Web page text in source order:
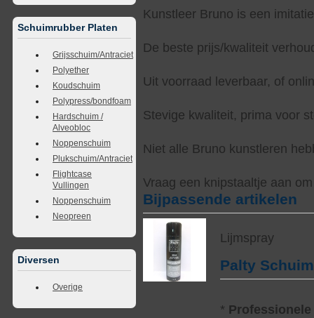
Schuimrubber Platen
Grijsschuim/Antraciet
Polyether
Koudschuim
Polypress/bondfoam
Hardschuim /
Alveobloc
Noppenschuim
Plukschuim/Antraciet
Flightcase
Vullingen
Noppenschuim
Neopreen
Diversen
Overige
Kunstleer Bruno is een
De beste prijs/kwaliteit
Uit voorraad leverbaar, of
Stevige kwaliteit, prima voor
Niet alle Bruno kunstleren
Vraag een knipstaaltje aan
Bijpassende artikelen
Lijmspray
Palty
* Professionele